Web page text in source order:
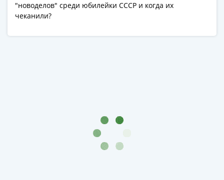
"новоделов" среди юбилейки СССР и когда их
чеканили?